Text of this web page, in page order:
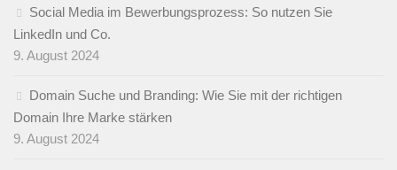
Social Media im Bewerbungsprozess: So nutzen Sie
LinkedIn und Co.
9. August 2024
Domain Suche und Branding: Wie Sie mit der richtigen
Domain Ihre Marke stärken
9. August 2024